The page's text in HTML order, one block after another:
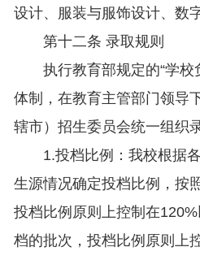
设计、服装与服饰设计、数
第十二条 录取规则
执行教育部规定的“学校
体制，在教育主管部门领导
辖市）招生委员会统一组织录
1.投档比例：我校根据
生源情况确定投档比例，按
投档比例原则上控制在
档的批次，投档比例原则上